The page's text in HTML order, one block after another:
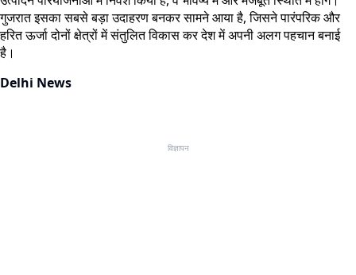
गुजरात इसका सबसे बड़ा उदाहरण बनकर सामने आया है, जिसने पारंपरिक और
हरित ऊर्जा दोनों क्षेत्रों में संतुलित विकास कर देश में अपनी अलग पहचान बनाई
है।
Delhi News
विज्ञापन